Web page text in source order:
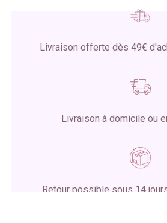
Livraison offerte dès 49€
Livraison à domicile ou
Retour possible sous 14